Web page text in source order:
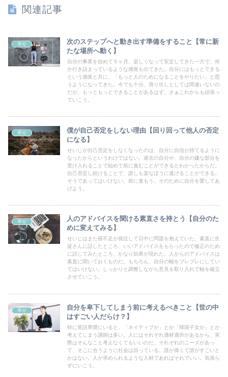
関連記事
幸せ
次のステップへと動き出す準備をすること【常に新
たな場所へ動く】
自分の事業を始めて５ヶ月。楽しくなって安定してきた一方で、何
か行き詰まっているような感覚も出てきた。自分にはもっとできる
という感覚と共に、「もっと人のためになることをやりたい」と思
うようになってきた。今でも十分、滑り出しとしては間違いないの
だが、もっともっとできることがあるはず。さぁこれからも頑張っ
ていこう。
幸せ
僕が自己否定をしない理由【回り回って他人の否定
になる】
せいじが自己否定をしなくなったのは、自分に自信が持てるように
なったからというわけではない。過去の自分や、自分の嫌な部分を
受け入れることで始めて前に進むことができるとわかったからだ。
自己否定し続けることで、誰しも楽なほうに逃げることができる。
そうであってはいけない。前に進もう。そのために自分を愛してあ
げよう。
幸せ
人のアドバイスを聞ける素直さを持とう【自分のた
めに変えてみる】
せいじはまた寝不足が発症して日中に問題を抱えていた。素直に生
徒さんに話したところ、いいアドバイスをもらったので修正のため
に試してみたところ、かなり効果が現れた。人からのアドバイスは
素直に聞いておくものだ。もちろん、自分の軸をブレブレにしてい
てはいけない。しっかりと調整しながら意見を取り入れて軸を確立
させていこう。
幸せ
自分を卑下してしまう前に考えるべきこと【世の中
はすごい人だらけ？】
特に英語界隈にいると、「ネイティブが」とか「帰国子女が」とか
考えてしまう講師は多い。人にはそれぞれ適材適所があるから、実
際はそんなこと考えなくてもいいのだ。それぞれのニーズがあっ
て、そこに合うように社会は回っている。誰が偉くて誰がすごいと
かはない。人が求められるような人材であればそれでいい。気張ら
ずにいこう。